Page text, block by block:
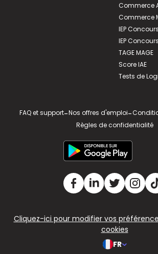
Commerce
Commerce
IEP
IEP
TAGE MAGE
Score IAE
Tests de
FAQ et support-Nos offres d'emploi-
Règles de confidentialité
Cliquez-ici pour modifier vos
cookies
FR